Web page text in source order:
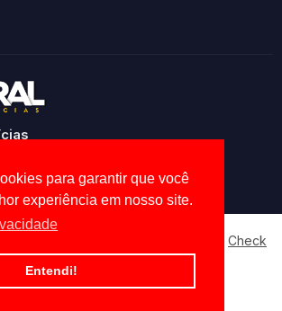
para garantir que você
experiência em nosso site.
Entendi!
Contact us Privacy Policy
Check